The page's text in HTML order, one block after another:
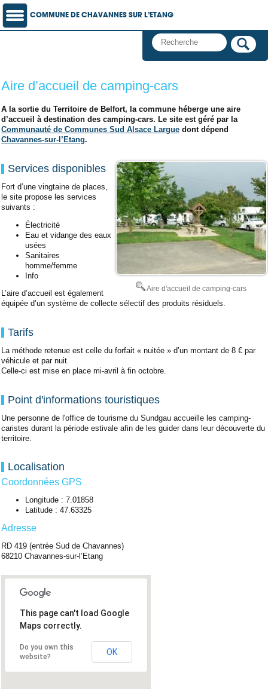
COMMUNE DE CHAVANNES SUR L’ETANG
Aire d’accueil de camping-cars
A la sortie du Territoire de Belfort, la commune héberge une aire
d’accueil à destination des camping-cars. Le site est géré par la
Communauté de Communes Sud Alsace Largue dont dépend
Chavannes-sur-l’Etang.
Aire d'accueil de camping-cars
Services disponibles
Fort d’une vingtaine de places,
le site propose les services
suivants :
Électricité
Eau et vidange des eaux
usées
Sanitaires
homme/femme
Info
L’aire d’accueil est également
équipée d’un système de collecte sélectif des produits résiduels.
Tarifs
La méthode retenue est celle du forfait « nuitée » d’un montant de 8 € par
véhicule et par nuit.
Celle-ci est mise en place mi-avril à fin octobre.
Point d'informations touristiques
Une personne de l'office de tourisme du Sundgau accueille les camping-
caristes durant la période estivale afin de les guider dans leur découverte du
territoire.
Localisation
Coordonnées GPS
Longitude : 7.01858
Latitude : 47.63325
Adresse
RD 419 (entrée Sud de Chavannes)
68210 Chavannes-sur-l’Etang
This page can't load Google
Maps correctly.
Do you own this
website?
OK